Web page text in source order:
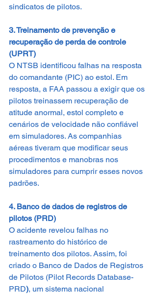
sindicatos de pilotos.
3. Treinamento de prevenção e
recuperação de perda de controle
(UPRT)
O NTSB identificou falhas na resposta
do comandante (PIC) ao estol. Em
resposta, a FAA passou a exigir que os
pilotos treinassem recuperação de
atitude anormal, estol completo e
cenários de velocidade não confiável
em simuladores. As companhias
aéreas tiveram que modificar seus
procedimentos e manobras nos
simuladores para cumprir esses novos
padrões.
4. Banco de dados de registros de
pilotos (PRD)
O acidente revelou falhas no
rastreamento do histórico de
treinamento dos pilotos. Assim, foi
criado o Banco de Dados de Registros
de Pilotos (Pilot Records Database-
PRD), um sistema nacional